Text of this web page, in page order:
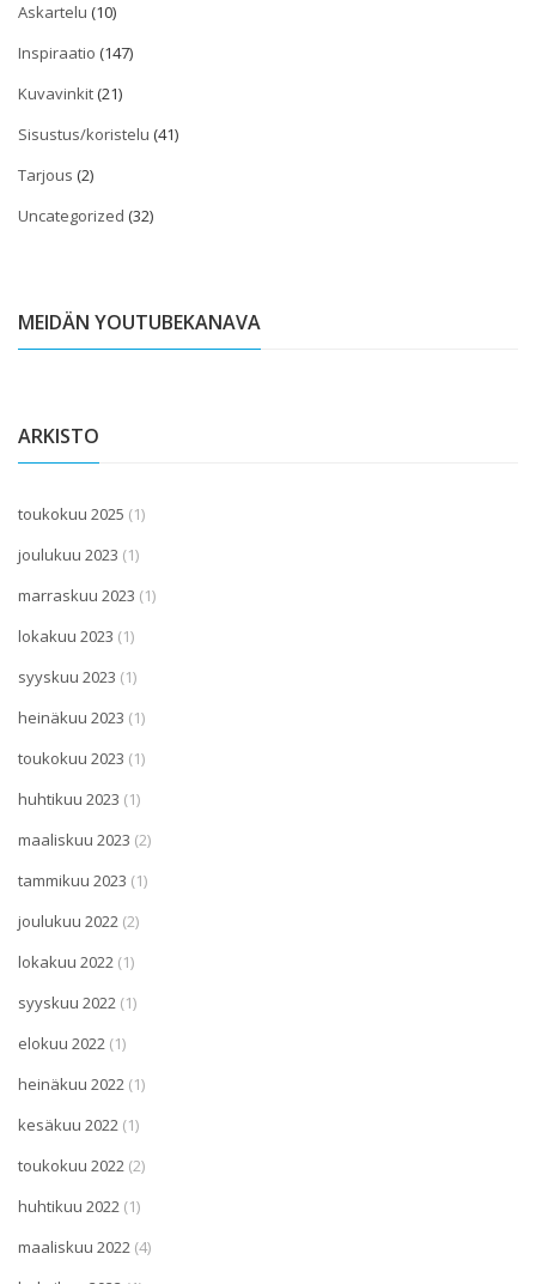
Askartelu (10)
Inspiraatio (147)
Kuvavinkit(21)
Sisustus/koristelu (41)
Tarjous (2)
Uncategorized (32)
MEIDÄN YOUTUBEKANAVA
ARKISTO
toukokuu 2025 (1)
joulukuu 2023 (1)
marraskuu 2023 (1)
lokakuu 2023 (1)
syyskuu 2023 (1)
heinäkuu 2023 (1)
toukokuu 2023 (1)
huhtikuu 2023 (1)
maaliskuu 2023 (2)
tammikuu 2023 (1)
joulukuu 2022 (2)
lokakuu 2022 (1)
syyskuu 2022 (1)
elokuu 2022 (1)
heinäkuu 2022 (1)
kesäkuu 2022 (1)
toukokuu 2022 (2)
huhtikuu 2022 (1)
maaliskuu 2022 (4)